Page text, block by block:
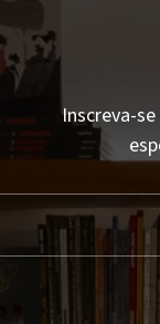
Inscreva-